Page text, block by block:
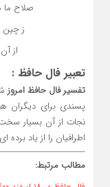
صلاح
ز
از
تعبیر فال حافظ :
تفسیر فال حافظ امروز
پسندی برای دیگران
نجات از آن بسیار
اطرافیان را از یاد
مطالب مرتبط: